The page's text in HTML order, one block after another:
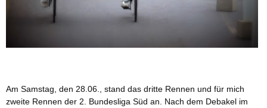
Am Samstag, den 28.06., stand das dritte Rennen und für mich
zweite Rennen der 2. Bundesliga Süd an. Nach dem Debakel im